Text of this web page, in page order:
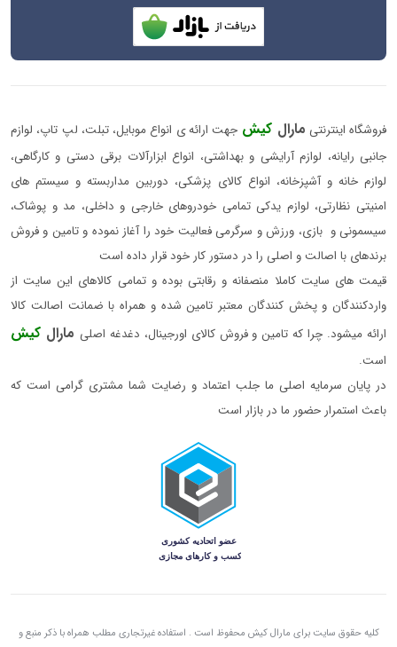
فروشگاه اینترنتی مارال کیش جهت ارائه ی انواع موبایل، تبلت، لپ تاپ، لوازم
جانبی رایانه، لوازم آرایشی و بهداشتی، انواع ابزارآلات برقی دستی و کارگاهی،
لوازم خانه و آشپزخانه، انواع کالای پزشکی، دوربین مداربسته و سیستم های
امنیتی نظارتی، لوازم یدکی تمامی خودروهای خارجی و داخلی، مد و پوشاک،
سیسمونی و بازی، ورزش و سرگرمی فعالیت خود را آغاز نموده و تامین و فروش
برندهای با اصالت و اصلی را در دستور کار خود قرار داده است
قیمت های سایت کاملا منصفانه و رقابتی بوده و تمامی کالاهای این سایت از
واردکنندگان و پخش کنندگان معتبر تامین شده و همراه با ضمانت اصالت کالا
ارائه میشود. چرا که تامین و فروش کالای اورجینال، دغدغه اصلی مارال کیش
است.
در پایان سرمایه اصلی ما جلب اعتماد و رضایت شما مشتری گرامی است که
باعث استمرار حضور ما در بازار است
کلیه حقوق سایت برای مارال کیش محفوظ است . استفاده غیرتجاری مطلب همراه با ذکر منبع و